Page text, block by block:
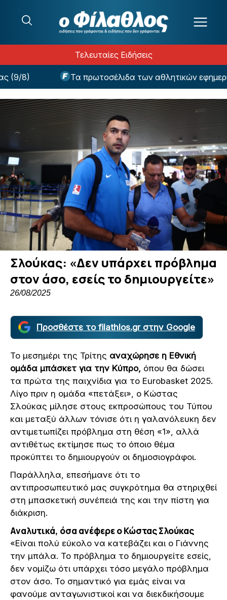
Τελευταίες Ειδήσεις
8) Τα πρωτοσέλιδα των αθλητικών
Σλούκας: «Δεν υπάρχει πρόβλημα
στον άσο, εσείς το δημιουργείτε»
26/08/2025
Προσθέστε το filathlos.gr στην Google
Το μεσημέρι της Τρίτης αναχώρησε η Εθνική
ομάδα μπάσκετ για την Κύπρο, όπου θα δώσει
τα πρώτα της παιχνίδια για το Eurobasket 2025.
Λίγο πριν η ομάδα «πετάξει», ο Κώστας
Σλούκας μίλησε στους εκπροσώπους του Τύπου
και μεταξύ άλλων τόνισε ότι η γαλανόλευκη δεν
αντιμετωπίζει πρόβλημα στη θέση «1», αλλά
αντιθέτως εκτίμησε πως το όποιο θέμα
προκύπτει το δημιουργούν οι δημοσιογράφοι.
Παράλληλα, επεσήμανε ότι το
αντιπροσωπευτικό μας συγκρότημα θα στηριχθεί
στη μπασκετική συνέπειά της και την πίστη για
διάκριση.
Αναλυτικά, όσα ανέφερε ο Κώστας Σλούκας
«Είναι πολύ εύκολο να κατεβάζει και ο Γιάννης
την μπάλα. Το πρόβλημα το δημιουργείτε εσείς,
δεν νομίζω ότι υπάρχει τόσο μεγάλο πρόβλημα
στον άσο. Το σημαντικό για εμάς είναι να
φανούμε ανταγωνιστικοί και να διεκδικήσουμε